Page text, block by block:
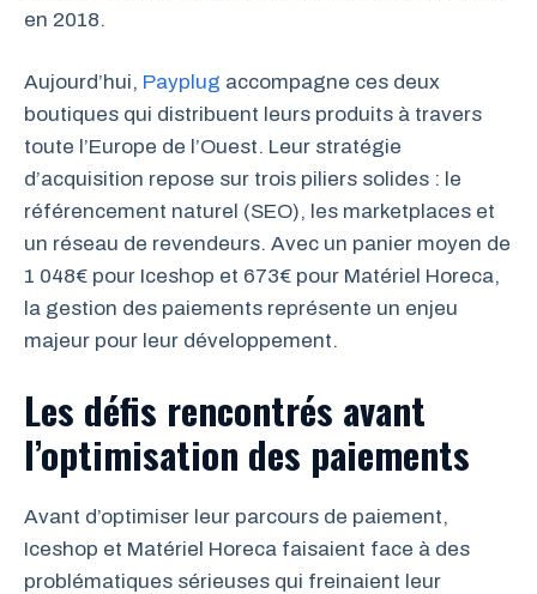
en 2018.
Aujourd’hui, Payplug accompagne ces deux
boutiques qui distribuent leurs produits à travers
toute l’Europe de l’Ouest. Leur stratégie
d’acquisition repose sur trois piliers solides : le
référencement naturel (SEO), les marketplaces et
un réseau de revendeurs. Avec un panier moyen de
1 048€ pour Iceshop et 673€ pour Matériel Horeca,
la gestion des paiements représente un enjeu
majeur pour leur développement.
Les défis rencontrés avant
l’optimisation des paiements
Avant d’optimiser leur parcours de paiement,
Iceshop et Matériel Horeca faisaient face à des
problématiques sérieuses qui freinaient leur